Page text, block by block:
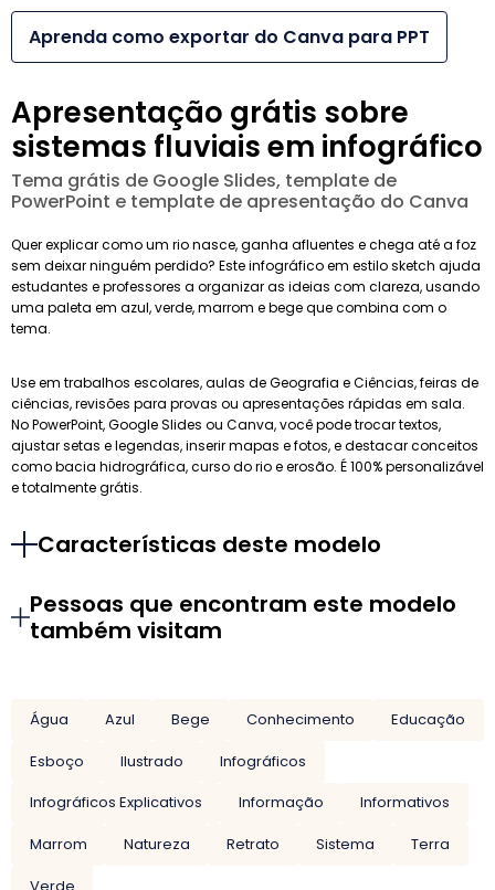
Aprenda como exportar do Canva para PPT
Apresentação grátis sobre
sistemas fluviais em infográfico
Tema grátis de Google Slides, template de
PowerPoint e template de apresentação do Canva
Quer explicar como um rio nasce, ganha afluentes e chega até a foz
sem deixar ninguém perdido? Este infográfico em estilo sketch ajuda
estudantes e professores a organizar as ideias com clareza, usando
uma paleta em azul, verde, marrom e bege que combina com o
tema.
Use em trabalhos escolares, aulas de Geografia e Ciências, feiras de
ciências, revisões para provas ou apresentações rápidas em sala.
No PowerPoint, Google Slides ou Canva, você pode trocar textos,
ajustar setas e legendas, inserir mapas e fotos, e destacar conceitos
como bacia hidrográfica, curso do rio e erosão. É 100% personalizável
e totalmente grátis.
Características deste modelo
Pessoas que encontram este modelo
também visitam
Água Azul Bege Conhecimento
Educação
Esboço
Ilustrado
Infográficos
Infográficos Explicativos
Informação
Informativos
Marrom
Natureza Retrato Sistema
Terra
Verde